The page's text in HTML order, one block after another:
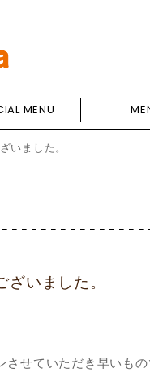
MENU
いました。
いました。
させていただき早いも